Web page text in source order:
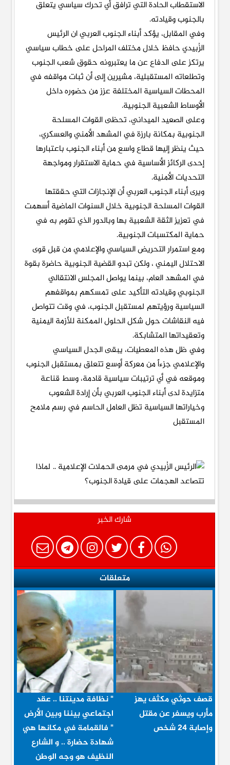
الاستقطاب الحادة التي ترافق أي تحرك سياسي يتعلق
بالجنوب وقيادته.
وفي المقابل، يؤكد أبناء الجنوب العربي ان الرئيس
الزُبيدي حافظ خلال مختلف المراحل على خطاب سياسي
يرتكز على الدفاع عن ما يعتبرونه حقوق شعب الجنوب
وتطلعاته المستقبلية، مشيرين إلى أن ثبات مواقفه في
المحطات السياسية المختلفة عزز من حضوره داخل
الأوساط الشعبية الجنوبية.
وعلى الصعيد الميداني، تحظى القوات المسلحة
الجنوبية بمكانة بارزة في المشهد الأمني والعسكري،
حيث ينظر إليها قطاع واسع من أبناء الجنوب باعتبارها
إحدى الركائز الأساسية في حماية الاستقرار ومواجهة
التحديات الأمنية.
ويرى أبناء الجنوب العربي أن الإنجازات التي حققتها
القوات المسلحة الجنوبية خلال السنوات الماضية أسهمت
في تعزيز الثقة الشعبية بها وبالدور الذي تقوم به في
حماية المكتسبات الجنوبية.
ومع استمرار التحريض السياسي والإعلامي من قبل قوى
الاحتلال اليمني ، ولكن تبدو القضية الجنوبية حاضرة بقوة
في المشهد العام، بينما يواصل المجلس الانتقالي
الجنوبي وقيادته التأكيد على تمسكهم بمواقفهم
السياسية ورؤيتهم لمستقبل الجنوب، في وقت تتواصل
فيه النقاشات حول شكل الحلول الممكنة للأزمة اليمنية
وتعقيداتها المتشابكة.
وفي ظل هذه المعطيات، يبقى الجدل السياسي
والإعلامي جزءاً من معركة أوسع تتعلق بمستقبل الجنوب
وموقعه في أي ترتيبات سياسية قادمة، وسط قناعة
متزايدة لدى أبناء الجنوب العربي بأن إرادة الشعوب
وخياراتها السياسية تظل العامل الحاسم في رسم ملامح
المستقبل
شارك الخبر
متعلقات
قصف حوثي مكثف يهز
مأرب ويسفر عن مقتل
وإصابة 24 شخص
" نظافة مدينتنا .. عقد
اجتماعي بيننا وبين الأرض
" فالقمامة في مكانها هي
شهادة حضارة .. و الشارع
النظيف هو وجه الوطن